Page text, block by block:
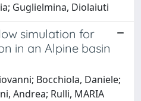
Guglielmina, Diolaiuti
simulation for
in an Alpine basin
Bocchiola, Daniele;
Andrea; Rulli, MARIA